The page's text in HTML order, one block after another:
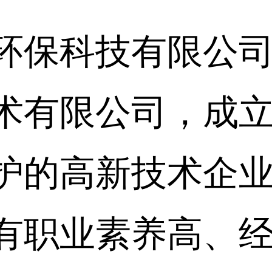
保科技有限公
有限公司，成
的高新技术企
职业素养高、